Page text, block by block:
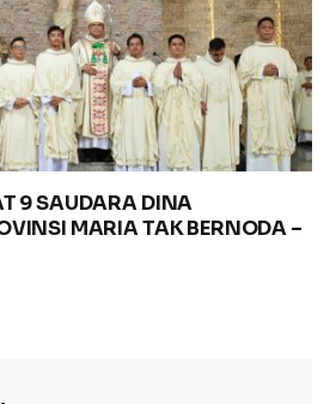
9 SAUDARA DINA
MARIA TAK BERNODA –